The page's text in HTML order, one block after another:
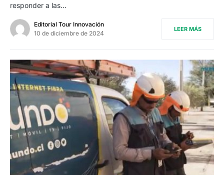
responder a las…
Editorial Tour Innovación
10 de diciembre de 2024
LEER MÁS